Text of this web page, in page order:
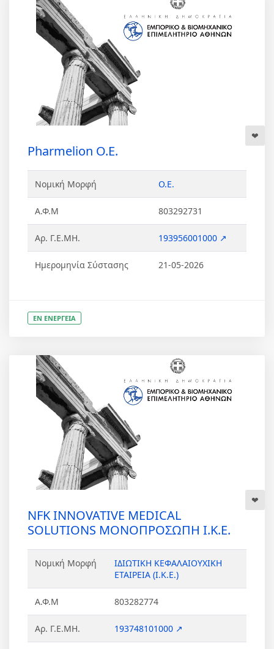
Pharmelion Ο.Ε.
Νομική Μορφή Ο.Ε.
Α.Φ.Μ 803292731
Αρ. Γ.Ε.ΜΗ. 193956001000 ↗
Ημερομηνία Σύστασης 21-05-2026
ΕΝ ΕΝΕΡΓΕΙΑ
NFK INNOVATIVE MEDICAL
SOLUTIONS ΜΟΝΟΠΡΟΣΩΠΗ Ι.Κ.Ε.
Νομική Μορφή
ΙΔΙΩΤΙΚΗ ΚΕΦΑΛΑΙΟΥΧΙΚΗ
ΕΤΑΙΡΕΙΑ (Ι.Κ.Ε.)
Α.Φ.Μ 803282774
Αρ. Γ.Ε.ΜΗ. 193748101000 ↗